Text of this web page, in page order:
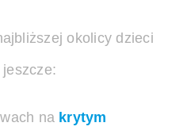
okolicy dzieci
jeszcze:
na krytym